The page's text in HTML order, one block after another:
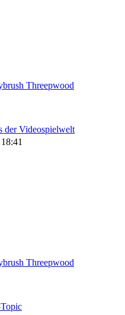
Threepwood
der Videospielwelt
Threepwood